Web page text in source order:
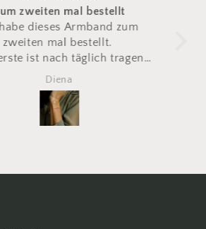
zweiten mal bestellt
dieses Armband zum
mal bestellt.
ist nach täglich tragen
gerissen
direkt ein zweites mal
bestellt
Total happy
Diena